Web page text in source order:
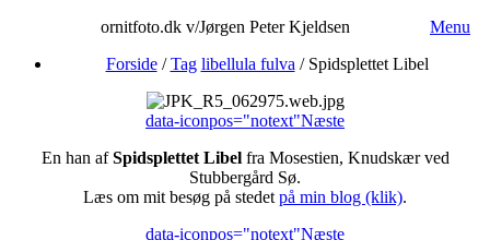
ornitfoto.dk v/Jørgen Peter Kjeldsen
Menu
Forside/Tag libellula fulva / Spidsplettet Libel
data-iconpos="notext"Næste
En han afSpidsplettet Libelfra Mosestien, Knudskær ved
Stubbergård Sø.
Læs om mit besøg på stedet på min blog (klik).
data-iconpos="notext"Næste